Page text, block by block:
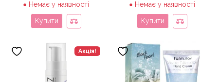
Немає у наявності
Купити
Немає у наявності
Купити
Акція!